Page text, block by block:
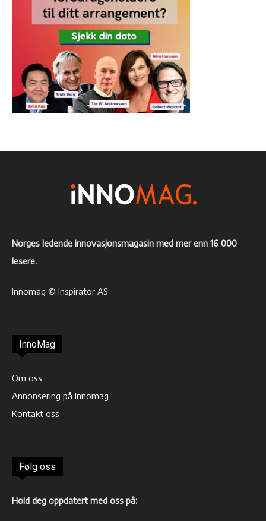
Norges ledende innovasjonsmagasin med mer enn 16 000
lesere.
Innomag © Inspirator AS
InnoMag
Om oss
Annonsering på Innomag
Kontakt oss
Følg oss
Hold deg oppdatert med oss på: